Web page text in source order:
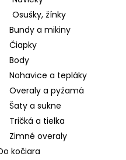
Osušky, žínky
Bundy a mikiny
Čiapky
Body
Nohavice a tepláky
Overaly a pyžamá
Šaty a sukne
Tričká a tielka
Zimné overaly
kočiara